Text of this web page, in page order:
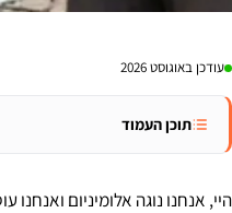
עודכן באוגוסט 2026
תוכן העמוד
היי, אנחנו נוגה אלומיניום